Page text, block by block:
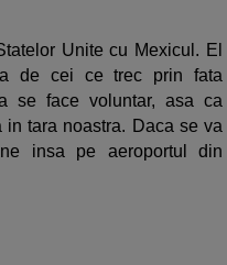
Unite cu Mexicul. El
de cei ce trec prin fata
se face voluntar, asa ca
tara noastra. Daca se va
insa pe aeroportul din